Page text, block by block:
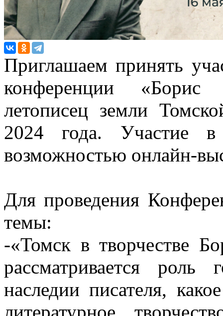
Приглашаем принять
конференции
летописец земли
2024 года. Участие
возможностью онлайн-
Для проведения
темы:
-«Томск в творчестве
рассматривается
наследии писателя,